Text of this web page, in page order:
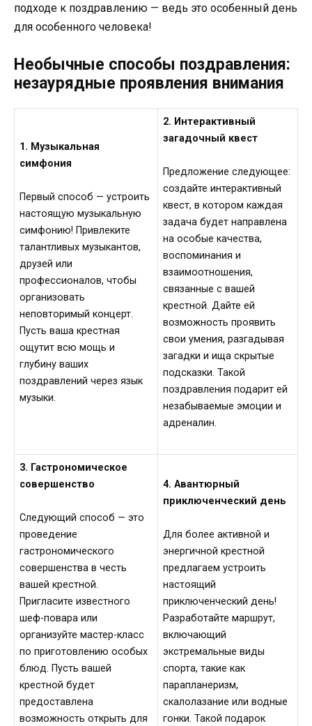
подходе к поздравлению — ведь это особенный день
для особенного человека!
Необычные способы поздравления:
незаурядные проявления внимания
1. Музыкальная
симфония
Первый способ — устроить
настоящую музыкальную
симфонию! Привлеките
талантливых музыкантов,
друзей или
профессионалов, чтобы
организовать
неповторимый концерт.
Пусть ваша крестная
ощутит всю мощь и
глубину ваших
поздравлений через язык
музыки.
2. Интерактивный
загадочный квест
Предложение следующее:
создайте интерактивный
квест, в котором каждая
задача будет направлена
на особые качества,
воспоминания и
взаимоотношения,
связанные с вашей
крестной. Дайте ей
возможность проявить
свои умения, разгадывая
загадки и ища скрытые
подсказки. Такой
поздравления подарит ей
незабываемые эмоции и
адреналин.
3. Гастрономическое
совершенство
Следующий способ — это
проведение
гастрономического
совершенства в честь
вашей крестной.
Пригласите известного
шеф-повара или
организуйте мастер-класс
по приготовлению особых
блюд. Пусть вашей
крестной будет
предоставлена
возможность открыть для
4. Авантюрный
приключенческий день
Для более активной и
энергичной крестной
предлагаем устроить
настоящий
приключенческий день!
Разработайте маршрут,
включающий
экстремальные виды
спорта, такие как
парапланеризм,
скалолазание или водные
гонки. Такой подарок